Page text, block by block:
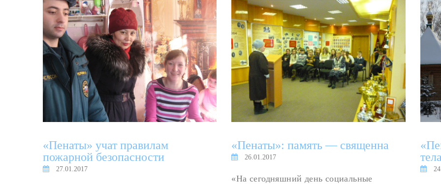
«Пенаты» учат правилам
пожарной безопасности
27.01.2017
«Пенаты»: память — священна
26.01.2017
«На сегодняшний день социальные